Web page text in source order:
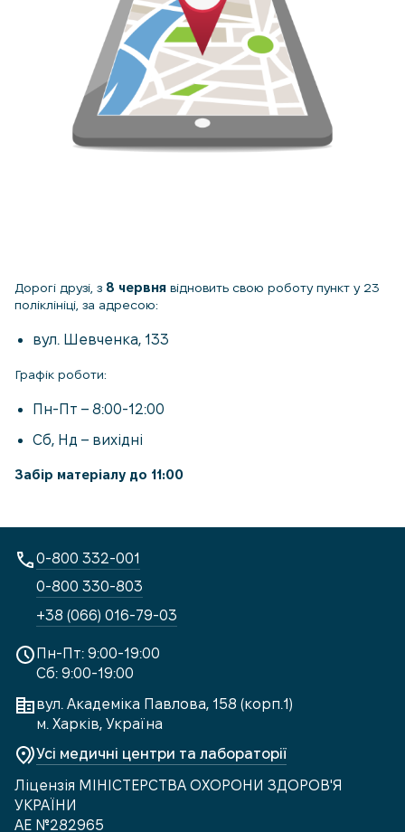
Дорогі друзі, з 8 червня відновить свою роботу пункт у 23
поліклініці, за адресою:
вул. Шевченка, 133
Графік роботи:
Пн-Пт – 8:00-12:00
Сб, Нд – вихідні
Забір матеріалу до 11:00
Пн-Пт: 9:00-19:00
Сб: 9:00-19:00
вул. Академіка Павлова, 158 (корп.1)
м. Харків, Україна
Усі медичні центри та лабораторії
Ліцензія МІНІСТЕРСТВА ОХОРОНИ ЗДОРОВ'Я
УКРАЇНИ
АЕ №282965
0-800 332-001
0-800 330-803
+38 (066) 016-79-03